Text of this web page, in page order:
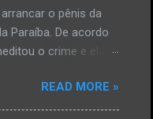
o pênis da
Paraíba. De acordo
o crime e ela
escreveu uma
filho mais velho, fruto
READ MORE »